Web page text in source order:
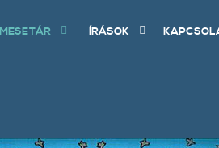
MESETÁR ÍRÁSOK